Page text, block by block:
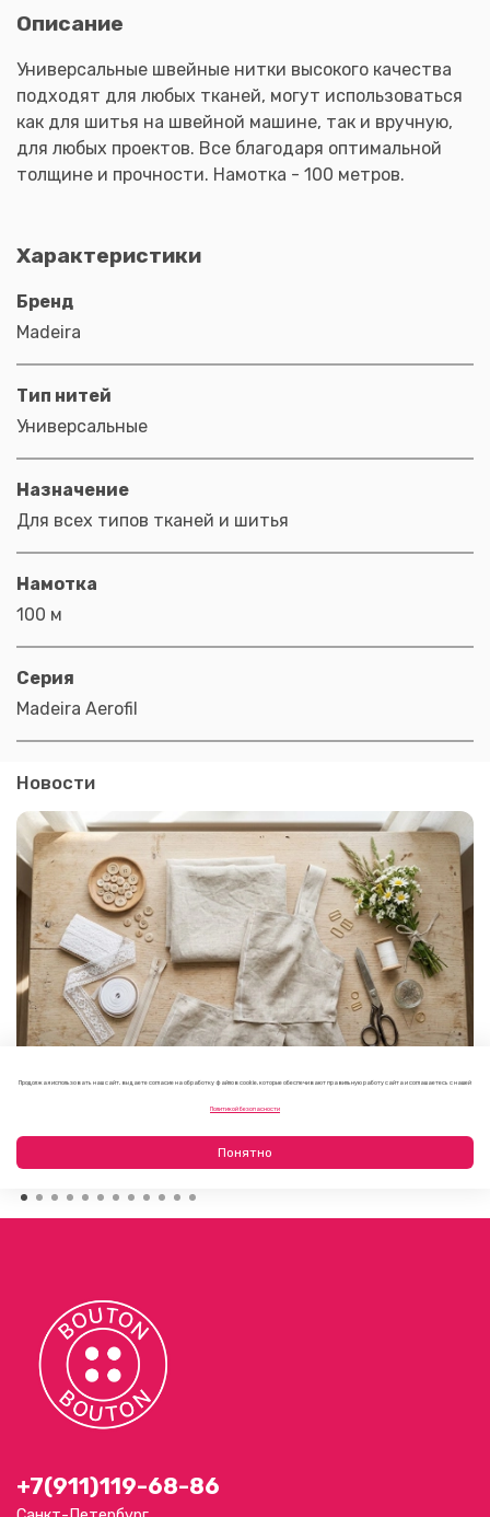
Описание
Универсальные швейные нитки высокого качества
подходят для любых тканей, могут использоваться
как для шитья на швейной машине, так и вручную,
для любых проектов. Все благодаря оптимальной
толщине и прочности. Намотка - 100 метров.
Характеристики
Бренд
Madeira
Тип нитей
Универсальные
Назначение
Для всех типов тканей и шитья
Намотка
100 м
Серия
Madeira Aerofil
Новости
+7(911)119-68-86
Продолжая использовать наш сайт, вы даете согласие на обработку файлов cookie, которые обеспечивают правильную работу сайта и соглашаетесь с нашей
Политикой безопасности
Понятно